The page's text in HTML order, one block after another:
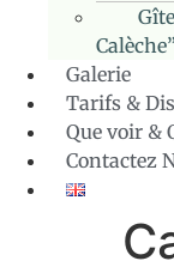
Calèche”
Galerie
Tarifs &
Que voir &
Contactez